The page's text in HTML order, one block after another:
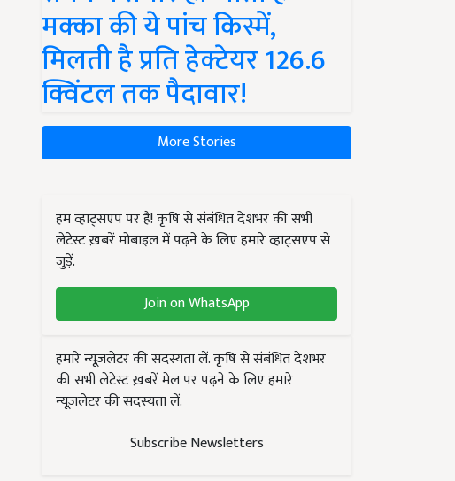
मक्का की ये पांच किस्में,
मिलती है प्रति हेक्टेयर 126.6
क्विंटल तक पैदावार!
More Stories
हम व्हाट्सएप पर हैं! कृषि से संबंधित देशभर की सभी
लेटेस्ट ख़बरें मोबाइल में पढ़ने के लिए हमारे व्हाट्सएप से
जुड़ें.
Join on WhatsApp
हमारे न्यूज़लेटर की सदस्यता लें. कृषि से संबंधित देशभर
की सभी लेटेस्ट ख़बरें मेल पर पढ़ने के लिए हमारे
न्यूज़लेटर की सदस्यता लें.
Subscribe Newsletters